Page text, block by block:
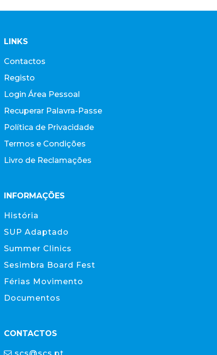
LINKS
Contactos
Registo
Login Área Pessoal
Recuperar Palavra-Passe
Política de Privacidade
Termos e Condições
Livro de Reclamações
INFORMAÇÕES
História
SUP Adaptado
Summer Clinics
Sesimbra Board Fest
Férias Movimento
Documentos
CONTACTOS